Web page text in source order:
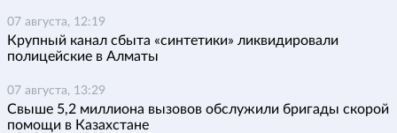
07 августа, 12:19
Крупный канал сбыта «синтетики» ликвидировали
полицейские в Алматы
07 августа, 13:29
Свыше 5,2 миллиона вызовов обслужили бригады скорой
помощи в Казахстане